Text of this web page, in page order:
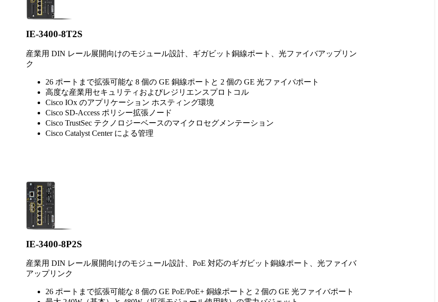
IE-3400-8T2S
産業用 DIN レール展開向けのモジュール設計、ギガビット銅線ポート、光ファイバアップリン
ク
26 ポートまで拡張可能な 8 個の GE 銅線ポートと 2 個の GE 光ファイバポート
高度な産業用セキュリティおよびレジリエンスプロトコル
Cisco IOx のアプリケーション ホスティング環境
Cisco SD-Access ポリシー拡張ノード
Cisco TrustSec テクノロジーベースのマイクロセグメンテーション
Cisco Catalyst Center による管理
IE-3400-8P2S
産業用 DIN レール展開向けのモジュール設計、PoE 対応のギガビット銅線ポート、光ファイバ
アップリンク
26 ポートまで拡張可能な 8 個の GE PoE/PoE+ 銅線ポートと 2 個の GE 光ファイバポート